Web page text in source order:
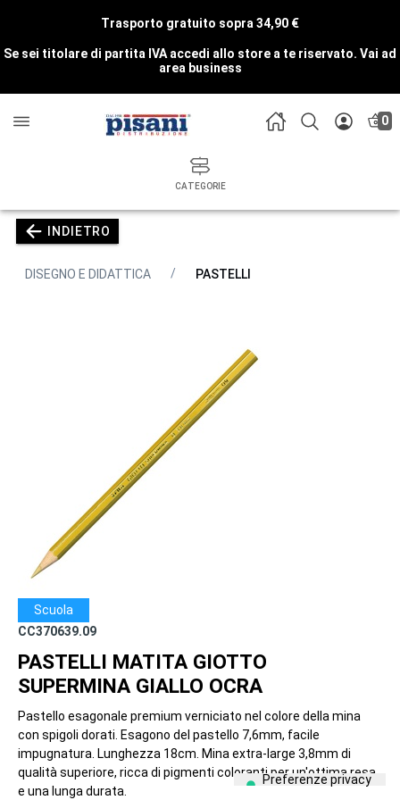
Trasporto gratuito sopra 34,90 €
Se sei titolare di partita IVA accedi allo store a te riservato. Vai ad
area business
0
CATEGORIE
INDIETRO
DISEGNO E DIDATTICA PASTELLI
Scuola
CC370639.09
PASTELLI MATITA GIOTTO
SUPERMINA GIALLO OCRA
Pastello esagonale premium verniciato nel colore della mina
con spigoli dorati. Esagono del pastello 7,6mm, facile
impugnatura. Lunghezza 18cm. Mina extra-large 3,8mm di
qualità superiore, ricca di pigmenti coloranti per un'ottima resa
e una lunga durata.